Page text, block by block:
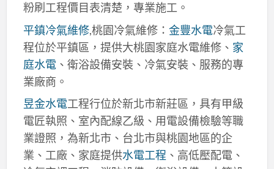
粉刷工程價目表清楚，專業施工。
平鎮冷氣維修,桃園冷氣維修： 金豐水電冷氣工
程位於平鎮區，提供大桃園家庭水電維修、 家
庭水電、衛浴設備安裝、冷氣安裝、服務的專
業廠商。
昱金水電工程行位於新北市新莊區，具有甲級
電匠執照、室內配線乙級、用電設備檢驗等職
業證照，為新北市、台北市與桃園地區的企
業、工廠、家庭提供水電工程 、高低壓配電、